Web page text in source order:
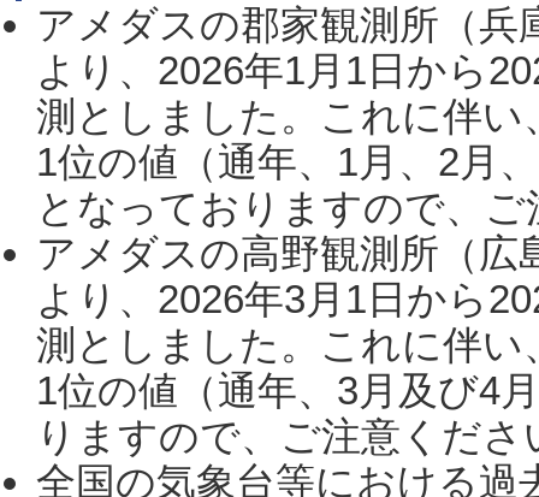
アメダスの郡家観測所（
より、2026年1月1日から
測としました。これに伴い
1位の値（通年、1月、2月
となっておりますので、
アメダスの高野観測所（
より、2026年3月1日から
測としました。これに伴い
1位の値（通年、3月及び4
りますので、ご注意くだ
全国の気象台等における過